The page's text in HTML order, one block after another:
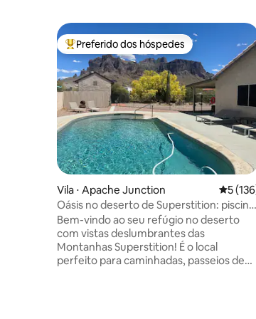
Entre os melhores preferidos dos
Preferido dos hóspedes
Vila ⋅ Apache Junction 5 de
5
Oásis no deserto de Superstition: piscina
aquecida, spa e bela vista
Bem-vindo ao seu refúgio no deserto
com vistas deslumbrantes das
Montanhas Superstition! É o local
perfeito para caminhadas, passeios de